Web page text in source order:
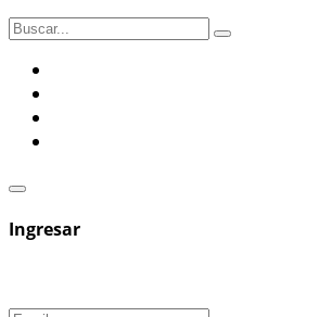
Ingresar